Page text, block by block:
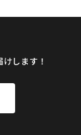
します！